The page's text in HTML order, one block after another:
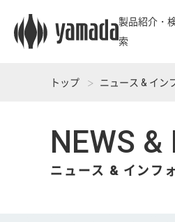
トップ ニュース & イン
製品紹介・
索
NEWS &
ニュース & インフ